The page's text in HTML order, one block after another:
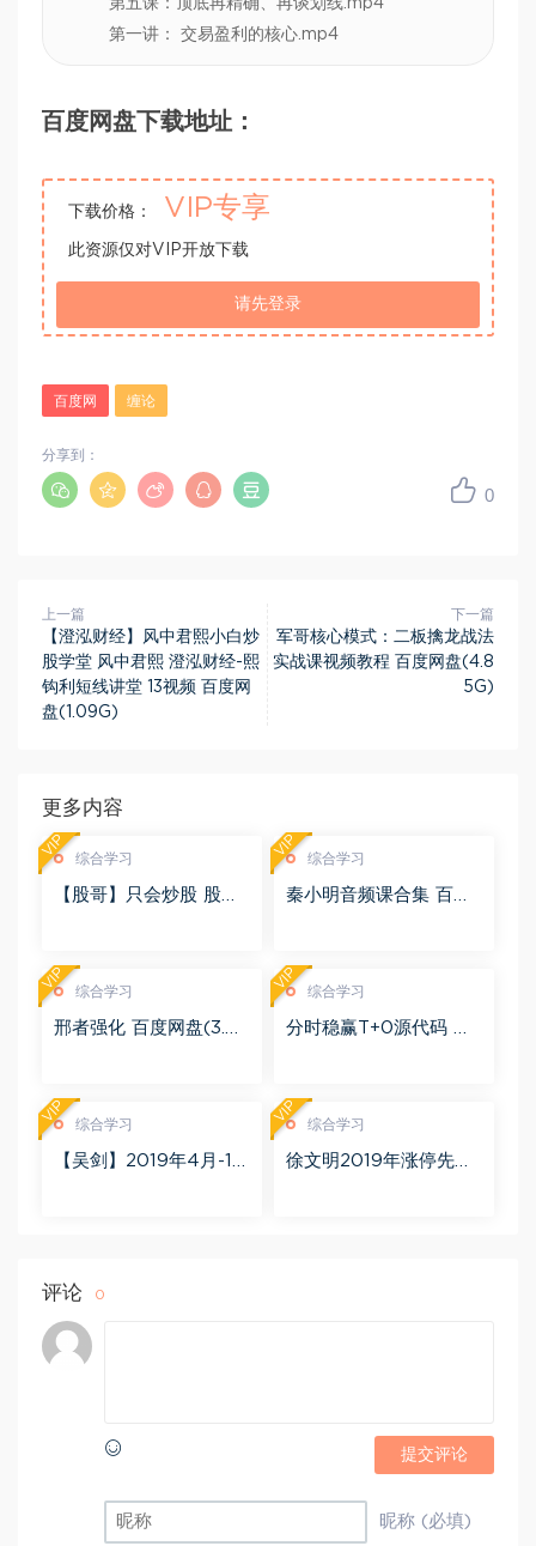
第五课：顶底再精确、再谈划线.mp4
第一讲： 交易盈利的核心.mp4
百度网盘下载地址：
下载价格： VIP专享
此资源仅对VIP开放下载
请先登录
百度网 缠论
0
分享到：
上一篇
【澄泓财经】风中君熙小白炒
股学堂 风中君熙 澄泓财经-熙
钩利短线讲堂 13视频 百度网
盘(1.09G)
下一篇
军哥核心模式：二板擒龙战法
实战课视频教程 百度网盘(4.8
5G)
更多内容
综合学习
【股哥】只会炒股 股哥
VIP 综合学习
秦小明音频课合集 百度
VIP
综合学习
邢者强化 百度网盘(3.01
VIP 综合学习
分时稳赢T+0源代码 自
VIP
综合学习
【吴剑】2019年4月-11
VIP 综合学习
徐文明2019年涨停先锋
VIP
评论 0
提交评论
昵称 (必填)